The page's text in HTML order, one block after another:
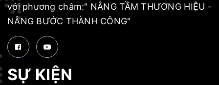
với phương châm:" NÂNG TẦM THƯƠNG HIỆU -
NÂNG BƯỚC THÀNH CÔNG"
SỰ KIỆN